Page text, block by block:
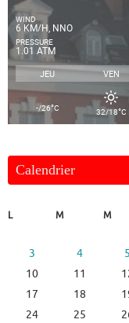
WIND
6 KM/H, NNO
PRESSURE
1.01 ATM
JEU VEN
-/26°C 32/18°C
Calendrier
L
M M
3
4 5
10
11
17
18
24
25